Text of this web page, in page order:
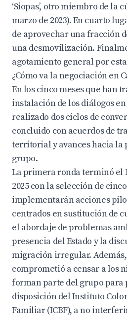
‘Siopas’, otro miembro de la
marzo de 2023). En cuarto
de aprovechar una fracción
una desmovilización.
agotamiento general por
¿Cómo va la negociación en
En los cinco meses que han
instalación de los diálogos
realizado dos ciclos de
concluido con acuerdos de
territorial y avances hacia la
grupo.
La primera ronda terminó el
2025 con la selección de
implementarán acciones
centrados en sustitución de
el abordaje de problemas
presencia del Estado y la
migración irregular. Además,
comprometió a censar a los
forman parte del grupo para
disposición del Instituto
Familiar (ICBF), a no